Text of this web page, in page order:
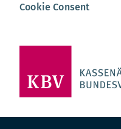
Cookie Consent